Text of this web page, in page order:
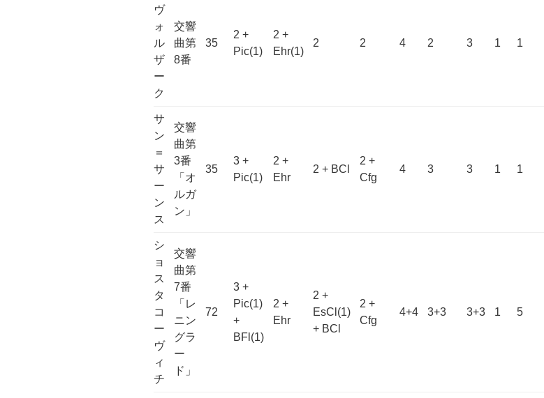
ヴ
ォ
ル
ザ
ー
ク
交響
曲第
8番
35
2 +
Pic(1)
2 +
Ehr(1)
2 2 4 2 3 1 1
サ
ン
＝
サ
ー
ン
ス
交響
曲第
3番
「オ
ルガ
ン」
35
3 +
Pic(1)
2 +
Ehr
2 + BCl
2 +
Cfg
4 3 3 1 1
シ
ョ
ス
タ
コ
ー
ヴ
ィ
チ
交響
曲第
7番
「レ
ニン
グラ
ー
ド」
72
3 +
Pic(1)
+
BFl(1)
2 +
Ehr
2 +
EsCl(1)
+ BCl
2 +
Cfg
4+4 3+3 3+3 1 5